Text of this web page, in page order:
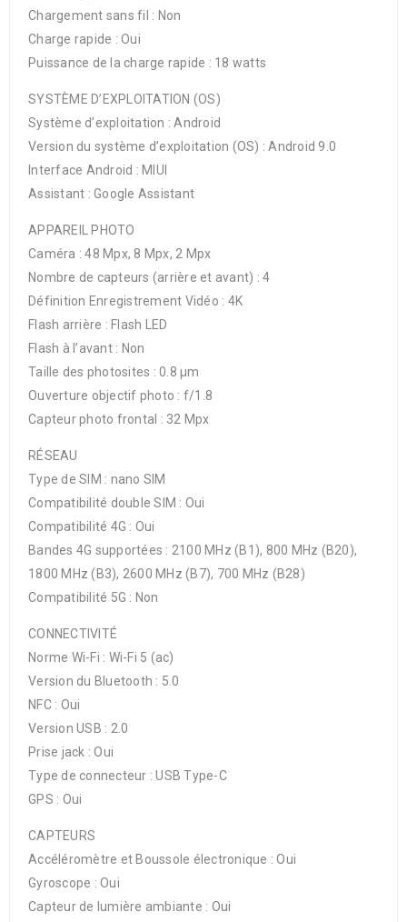
Chargement sans fil : Non
Charge rapide : Oui
Puissance de la charge rapide : 18 watts
SYSTÈME D’EXPLOITATION (OS)
Système d’exploitation : Android
Version du système d’exploitation (OS) : Android 9.0
Interface Android : MIUI
Assistant : Google Assistant
APPAREIL PHOTO
Caméra : 48 Mpx, 8 Mpx, 2 Mpx
Nombre de capteurs (arrière et avant) : 4
Définition Enregistrement Vidéo : 4K
Flash arrière : Flash LED
Flash à l’avant : Non
Taille des photosites : 0.8 µm
Ouverture objectif photo : f/1.8
Capteur photo frontal : 32 Mpx
RÉSEAU
Type de SIM : nano SIM
Compatibilité double SIM : Oui
Compatibilité 4G : Oui
Bandes 4G supportées : 2100 MHz (B1), 800 MHz (B20),
1800 MHz (B3), 2600 MHz (B7), 700 MHz (B28)
Compatibilité 5G : Non
CONNECTIVITÉ
Norme Wi-Fi : Wi-Fi 5 (ac)
Version du Bluetooth : 5.0
NFC : Oui
Version USB : 2.0
Prise jack : Oui
Type de connecteur : USB Type-C
GPS : Oui
CAPTEURS
Accéléromètre et Boussole électronique : Oui
Gyroscope : Oui
Capteur de lumière ambiante : Oui